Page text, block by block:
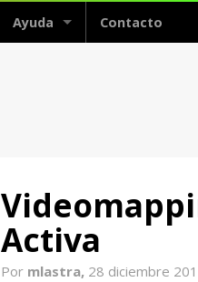
Ayuda Contacto
Activa
Por mlastra, 28 diciembre